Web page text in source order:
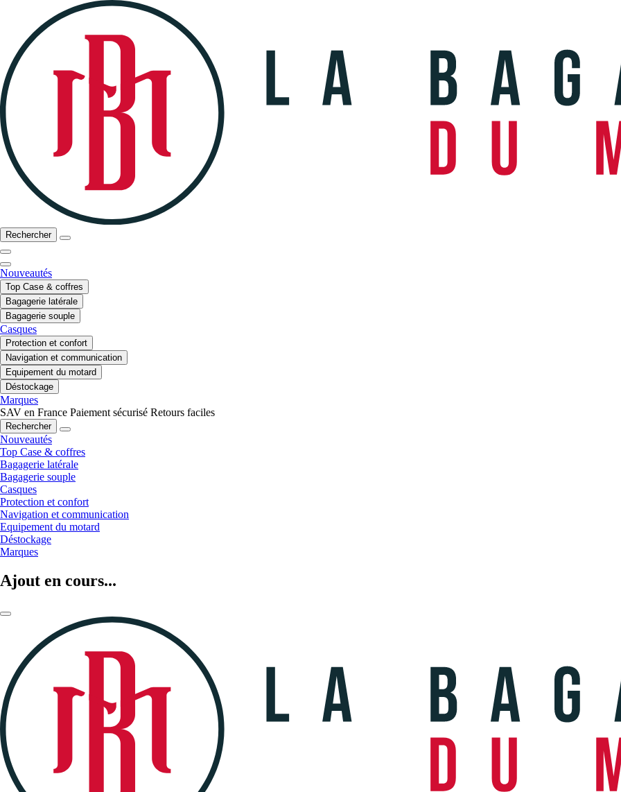
Rechercher
Nouveautés
Top Case & coffres
Bagagerie latérale
Bagagerie souple
Casques
Protection et confort
Navigation et communication
Equipement du motard
Déstockage
Marques
SAV en France Paiement sécurisé Retours faciles
Rechercher
Nouveautés
Top Case & coffres
Bagagerie latérale
Bagagerie souple
Casques
Protection et confort
Navigation et communication
Equipement du motard
Déstockage
Marques
Ajout en cours...